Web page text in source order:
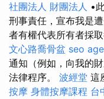
社團法人 財團法人 •
刑事責任，宣布我是
者有權代表所有者採取
文心路喬骨盆 seo
通知（例如，向我的
法律程序。 波經堂 這
按摩 身體按摩課程 台